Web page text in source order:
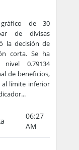
de 30
de divisas
la decisión de
corta. Se ha
nivel 0.79134
de beneficios,
límite inferior
06:27
AM